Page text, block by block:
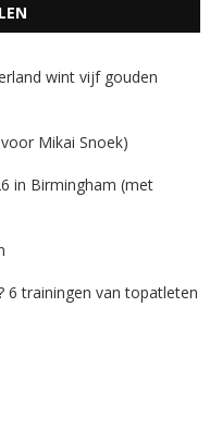
wint vijf gouden
Mikai Snoek)
in Birmingham (met
6 trainingen van topatleten